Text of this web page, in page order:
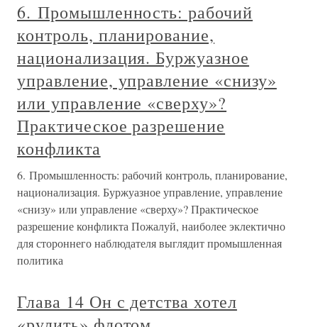
6. Промышленность: рабочий
контроль, планирование,
национализация. Буржуазное
управление, управление «снизу»
или управление «сверху»?
Практическое разрешение
конфликта
6. Промышленность: рабочий контроль, планирование,
национализация. Буржуазное управление, управление
«снизу» или управление «сверху»? Практическое
разрешение конфликта Пожалуй, наиболее эклектично
для стороннего наблюдателя выглядит промышленная
политика
Глава 14 Он с детства хотел